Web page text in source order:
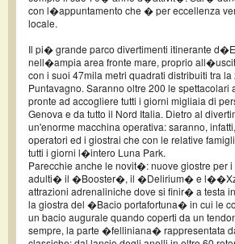
con l�appuntamento che � per eccellenza
locale.
Il pi� grande parco divertimenti itinerante
nell�ampia area fronte mare, proprio
con i suoi 47mila metri quadrati distribuiti tra la
Puntavagno. Saranno oltre 200 le spettacolari
pronte ad accogliere tutti i giorni migliaia di
Genova e da tutto il Nord Italia. Dietro al
un'enorme macchina operativa: saranno,
operatori ed i giostrai che con le relative
tutti i giorni l�intero Luna Park.
Parecchie anche le novit�: nuove giostre per
adulti� il �Booster�, il �Delirium� e
attrazioni adrenaliniche dove si finir� a
la giostra del �Bacio portafortuna� in cui le
un bacio augurale quando coperti da un
sempre, la parte �felliniana� rappresentata